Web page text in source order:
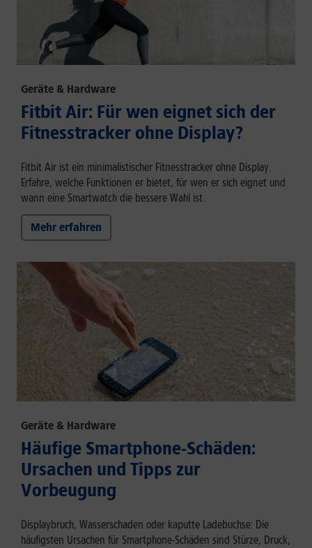
Geräte & Hardware
Fitbit Air: Für wen eignet sich der
Fitnesstracker ohne Display?
Fitbit Air ist ein minimalistischer Fitnesstracker ohne Display.
Erfahre, welche Funktionen er bietet, für wen er sich eignet und
wann eine Smartwatch die bessere Wahl ist.
Mehr erfahren
Geräte & Hardware
Häufige Smartphone-Schäden:
Ursachen und Tipps zur
Vorbeugung
Displaybruch, Wasserschaden oder kaputte Ladebuchse: Die
häufigsten Ursachen für Smartphone-Schäden sind Stürze, Druck,